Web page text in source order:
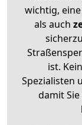
wichtig,
als auch
ist.
Spezialisten
damit